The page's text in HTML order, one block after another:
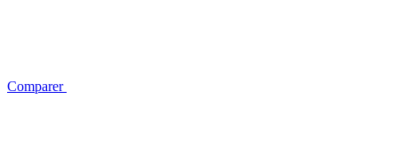
Comparer